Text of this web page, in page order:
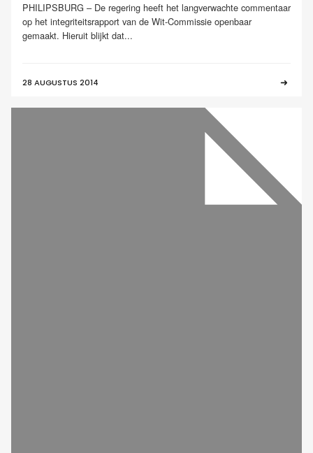
PHILIPSBURG – De regering heeft het langverwachte commentaar
op het integriteitsrapport van de Wit-Commissie openbaar
gemaakt. Hieruit blijkt dat...
28 AUGUSTUS 2014